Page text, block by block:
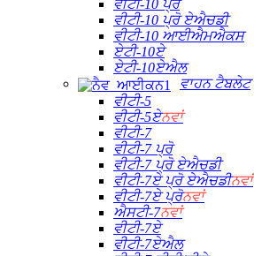
ਵੀਟੀ-10 ਪ੍ਰੋ
ਵੀਟੀ-10 ਪ੍ਰੋ ਏਐਚਡੀ
ਵੀਟੀ-10 ਆਈਐਮਐਕਸ
ਏਟੀ-10ਏ
ਏਟੀ-10ਏਐਲ
ਵਾਹਨ ਟੈਬਲੇਟ
ਵੀਟੀ-5
ਵੀਟੀ-5ਏਨਵਾਂ
ਵੀਟੀ-7
ਵੀਟੀ-7 ਪ੍ਰੋ
ਵੀਟੀ-7 ਪ੍ਰੋ ਏਐਚਡੀ
ਵੀਟੀ-7ਏ ਪ੍ਰੋ ਏਐਚਡੀਨਵਾਂ
ਵੀਟੀ-7ਏ ਪ੍ਰੋਨਵਾਂ
ਐਸਟੀ-7ਨਵਾਂ
ਵੀਟੀ-7ਏ
ਵੀਟੀ-7ਏਐਲ